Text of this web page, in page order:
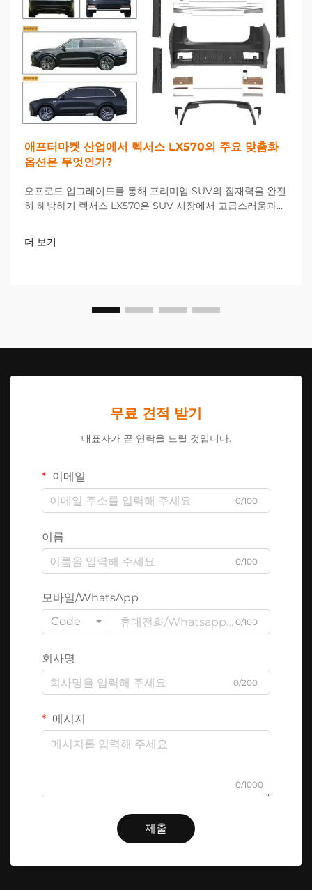
애프터마켓 산업에서 렉서스 LX570의 주요 맞춤화
옵션은 무엇인가?
오프로드 업그레이드를 통해 프리미엄 SUV의 잠재력을 완전
히 해방하기 렉서스 LX570은 SUV 시장에서 고급스러움과
이 공장 사양을 넘어서는 차량 개선을 원하고 있습니다. 오프
로드...
더 보기
무료 견적 받기
대표자가 곧 연락을 드릴 것입니다.
이메일
0/100
이름
0/100
모바일/WhatsApp
Code
0/100
회사명
0/200
메시지
0/1000
제출